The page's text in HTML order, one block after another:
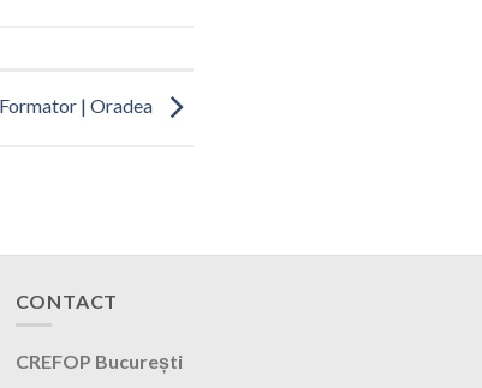
Formator | Oradea
CONTACT
CREFOP București